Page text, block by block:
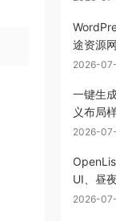
途资源网
2026-
一键生
义布局
2026-
UI、昼
2026-